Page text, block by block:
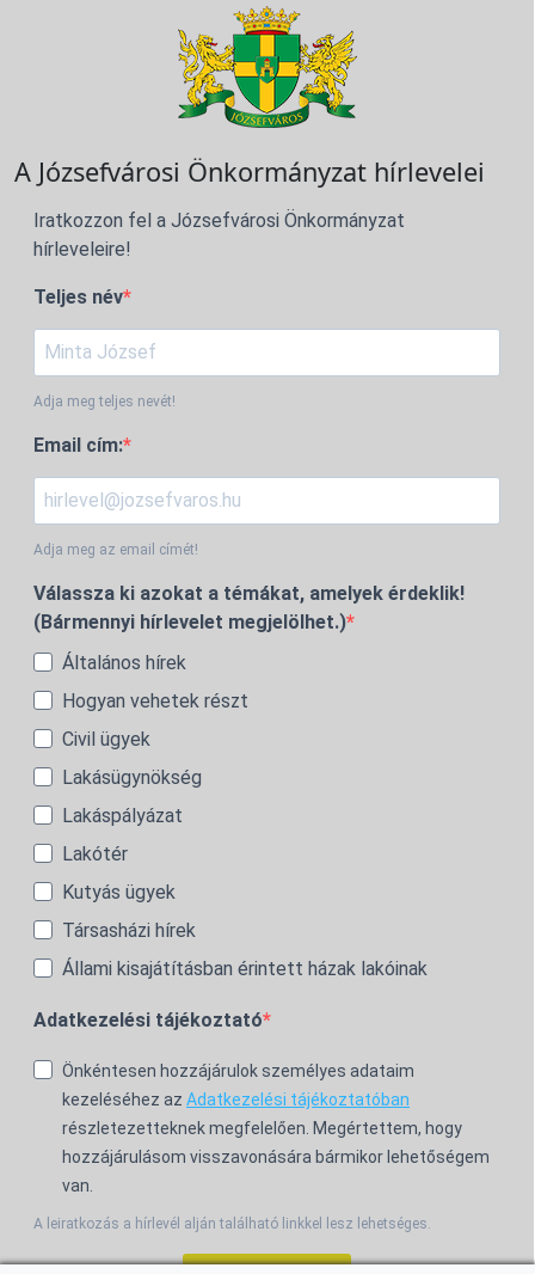
A Józsefvárosi Önkormányzat hírlevelei
Iratkozzon fel a Józsefvárosi Önkormányzat
hírleveleire!
Teljes név
Adja meg teljes nevét!
Email cím:
Adja meg az email címét!
Válassza ki azokat a témákat, amelyek érdeklik!
(Bármennyi hírlevelet megjelölhet.)
Általános hírek
Hogyan vehetek részt
Civil ügyek
Lakásügynökség
Lakáspályázat
Lakótér
Kutyás ügyek
Társasházi hírek
Állami kisajátításban érintett házak lakóinak
Adatkezelési tájékoztató
Önkéntesen hozzájárulok személyes adataim
kezeléséhez az Adatkezelési tájékoztatóban
részletezetteknek megfelelően. Megértettem, hogy
hozzájárulásom visszavonására bármikor lehetőségem
van.
A leiratkozás a hírlevél alján található linkkel lesz lehetséges.